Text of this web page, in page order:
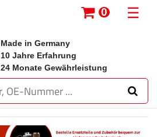
Made in Germany
10 Jahre Erfahrung
24 Monate Gewährleistung
0 ☰